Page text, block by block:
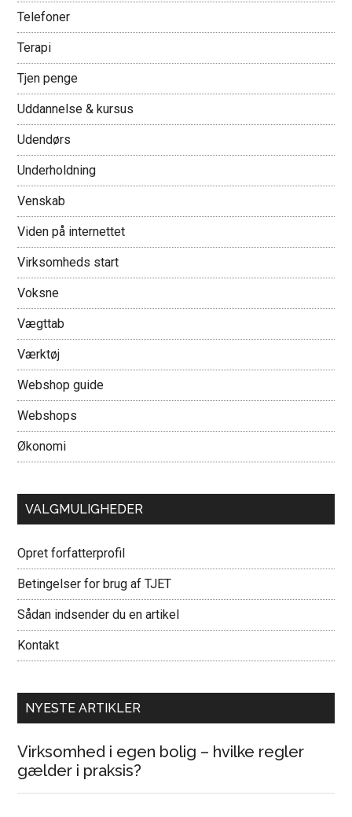
Telefoner
Terapi
Tjen penge
Uddannelse & kursus
Udendørs
Underholdning
Venskab
Viden på internettet
Virksomheds start
Voksne
Vægttab
Værktøj
Webshop guide
Webshops
Økonomi
VALGMULIGHEDER
Opret forfatterprofil
Betingelser for brug af TJET
Sådan indsender du en artikel
Kontakt
NYESTE ARTIKLER
Virksomhed i egen bolig – hvilke regler
gælder i praksis?